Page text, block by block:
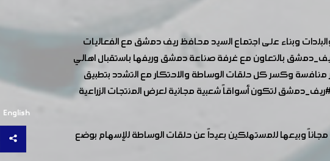
English
وبناء على اجتماع السيد محافظ ريف دمشق مع الفعاليات
بالتعاون مع غرفة صناعة دمشق وريفها باستقبال اهالي
منافسة وكسر كل حلقات الوساطة والاحتكار مع التشدد بتطبيق
لتكون أسواقاً شعبية مجانية لعرض المنتجات الزراعية
وبيعها للمستهلكين بعيداً عن حلقات الوساطة للإسهام بوضع